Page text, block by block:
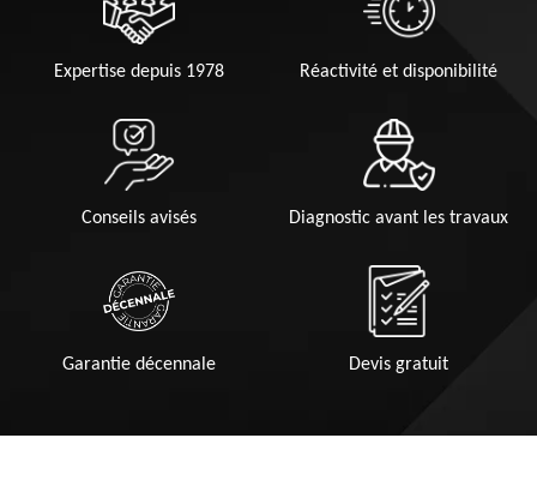
Expertise depuis 1978 Réactivité et disponibilité
Conseils avisés Diagnostic avant les travaux
Garantie décennale Devis gratuit